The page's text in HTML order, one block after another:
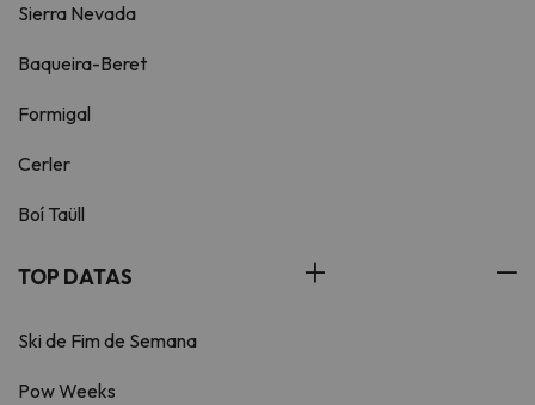
Sierra Nevada
Baqueira-Beret
Formigal
Cerler
Boí Taüll
TOP DATAS
Ski de Fim de Semana
Pow Weeks